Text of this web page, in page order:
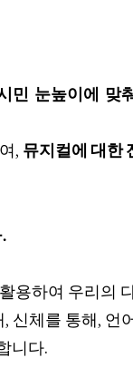
민 눈높이에 맞
, 뮤지컬에 대한
용하여 우리의
신체를 통해,
니다.